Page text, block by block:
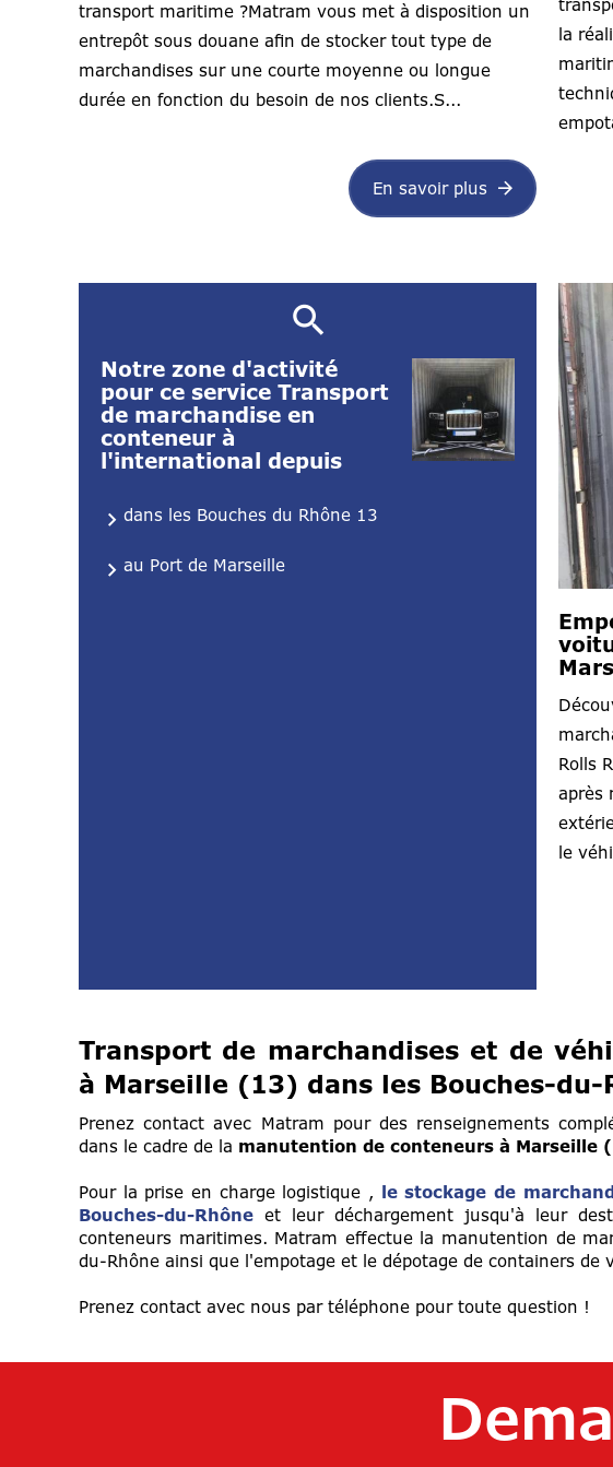
transport maritime ?Matram vous met à disposition un
entrepôt sous douane afin de stocker tout type de
marchandises sur une courte moyenne ou longue
durée en fonction du besoin de nos clients.S...
En savoir plus
la
Notre zone d'activité
pour ce service Transport
de marchandise en
conteneur à
l'international depuis
dans les Bouches du Rhône 13
au Port de Marseille
Rolls
après
le
Transport de marchandises et de
à Marseille (13) dans les Bouches-du-
Prenez contact avec Matram pour des renseignements
dans le cadre de la manutention de conteneurs à Marseille
Pour la prise en charge logistique , le stockage de
Bouches-du-Rhône et leur déchargement jusqu'à leur
conteneurs maritimes. Matram effectue la manutention de
du-Rhône ainsi que l'empotage et le dépotage de containers de
Prenez contact avec nous par téléphone pour toute question !